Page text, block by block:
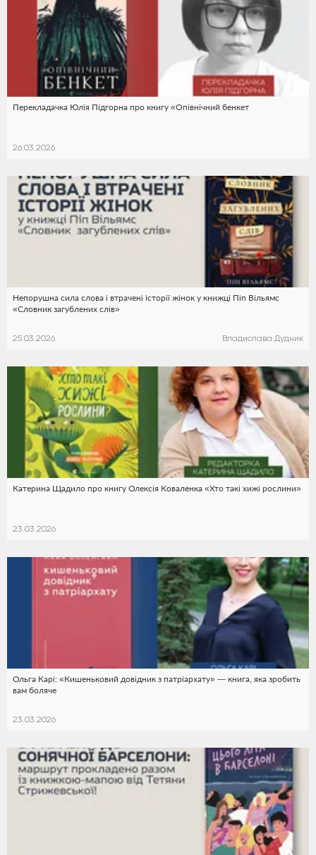
Перекладачка Юлія Підгорна про книгу «Опівнічний бенкет
26.03.2026
Непорушна сила слова і втрачені історії жінок у книжці Піп Вільямс
«Словник загублених слів»
25.03.2026 Владислава Дудник
Катерина Щадило про книгу Олексія Коваленка «Хто такі хижі рослини»
23.03.2026
Ольга Карі: «Кишеньковий довідник з патріархату» — книга, яка зробить
вам боляче
23.03.2026